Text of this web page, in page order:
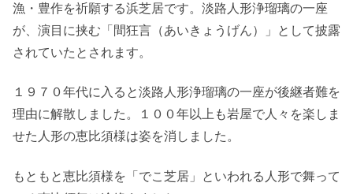
漁・豊作を祈願する浜芝居です。淡路人形浄瑠璃の一座
が、演目に挟む「間狂言（あいきょうげん）」として披露
されていたとされます。
１９７０年代に入ると淡路人形浄瑠璃の一座が後継者難を
理由に解散しました。１００年以上も岩屋で人々を楽しま
せた人形の恵比須様は姿を消しました。
もともと恵比須様を「でこ芝居」といわれる人形で舞って